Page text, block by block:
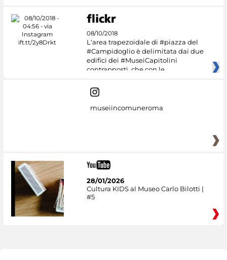
08/10/2018
L'area trapezoidale di #piazza del
#Campidoglio è delimitata dai due
edifici dei #MuseiCapitolini
contrapposti, che con le
museiincomuneroma
28/01/2026
Cultura KIDS al Museo Carlo Bilotti |
#5